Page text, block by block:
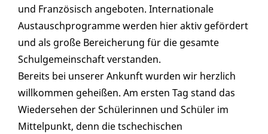
und Französisch angeboten. Internationale
Austauschprogramme werden hier aktiv gefördert
und als große Bereicherung für die gesamte
Schulgemeinschaft verstanden.
Bereits bei unserer Ankunft wurden wir herzlich
willkommen geheißen. Am ersten Tag stand das
Wiedersehen der Schülerinnen und Schüler im
Mittelpunkt, denn die tschechischen